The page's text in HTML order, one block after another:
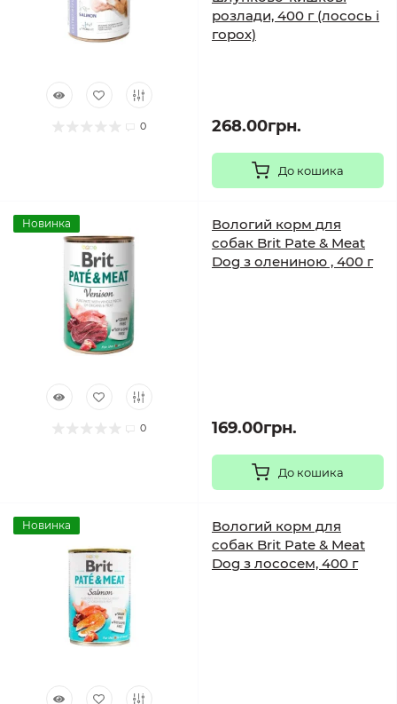
0
розлади, 400 г (лосось і
горох)
268.00грн.
До кошика
Новинка
0
Вологий корм для
собак Brit Pate & Meat
Dog з олениною , 400 г
169.00грн.
До кошика
Новинка
Вологий корм для
собак Brit Pate & Meat
Dog з лососем, 400 г